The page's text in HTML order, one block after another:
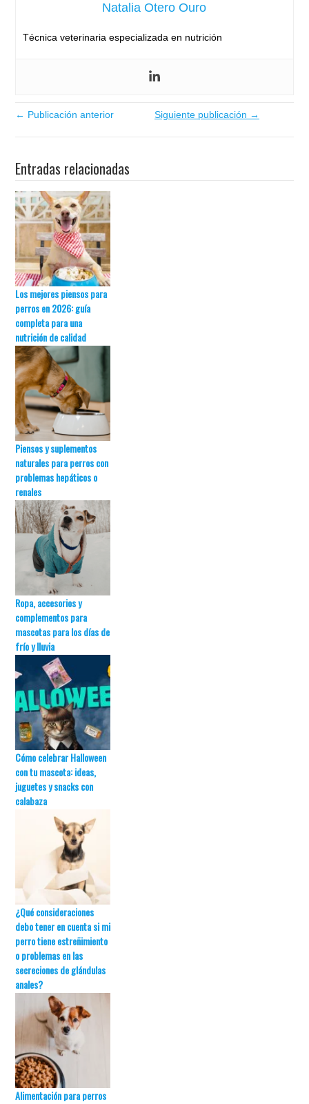
Natalia Otero Ouro
Técnica veterinaria especializada en nutrición
← Publicación anterior Siguiente publicación →
Entradas relacionadas
Los mejores piensos para
perros en 2026: guía
completa para una
nutrición de calidad
Piensos y suplementos
naturales para perros con
problemas hepáticos o
renales
Ropa, accesorios y
complementos para
mascotas para los días de
frío y lluvia
Cómo celebrar Halloween
con tu mascota: ideas,
juguetes y snacks con
calabaza
¿Qué consideraciones
debo tener en cuenta si mi
perro tiene estreñimiento
o problemas en las
secreciones de glándulas
anales?
Alimentación para perros